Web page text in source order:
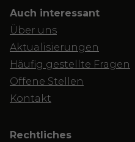
Auch interessant
Über uns
Aktualisierungen
Häufig gestellte Fragen
Offene Stellen
Kontakt
Rechtliches